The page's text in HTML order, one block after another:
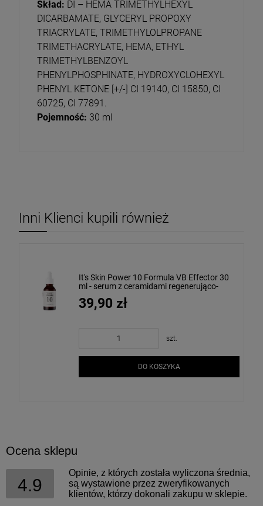
Skład: DI – HEMA TRIMETHYLHEXYL
DICARBAMATE, GLYCERYL PROPOXY
TRIACRYLATE, TRIMETHYLOLPROPANE
TRIMETHACRYLATE, HEMA, ETHYL
TRIMETHYLBENZOYL
PHENYLPHOSPHINATE, HYDROXYCLOHEXYL
PHENYL KETONE [+/-] CI 19140, CI 15850, CI
60725, CI 77891.
Pojemność: 30 ml
Inni Klienci kupili również
It's Skin Power 10 Formula VB Effector 30
ml - serum z ceramidami regenerująco-
39,90 zł
szt.
DO KOSZYKA
Ocena sklepu
4.9
Opinie, z których została wyliczona średnia,
są wystawione przez zweryfikowanych
klientów, którzy dokonali zakupu w sklepie.